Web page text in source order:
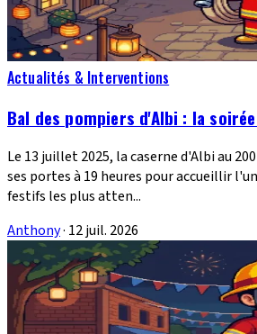
Actualités & Interventions
Bal des pompiers d'Albi : la
Le 13 juillet 2025, la caserne d'Albi au
ses portes à 19 heures pour accueillir
festifs les plus atten...
Anthony· 12 juil. 2026